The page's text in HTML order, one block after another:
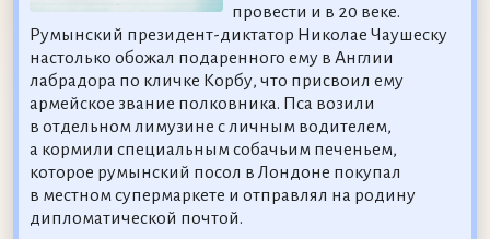
провести и в 20 веке.
Румынский президент-диктатор Николае Чаушеску
настолько обожал подаренного ему в Англии
лабрадора по кличке Корбу, что присвоил ему
армейское звание полковника. Пса возили
в отдельном лимузине с личным водителем,
а кормили специальным собачьим печеньем,
которое румынский посол в Лондоне покупал
в местном супермаркете и отправлял на родину
дипломатической почтой.